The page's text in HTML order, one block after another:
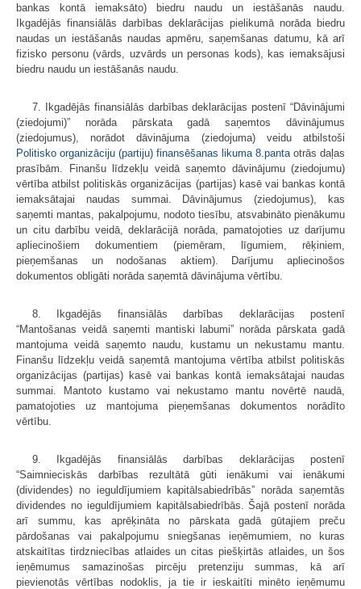
bankas kontā iemaksāto) biedru naudu un iestāšanās naudu.
Ikgadējās finansiālās darbības deklarācijas pielikumā norāda biedru
naudas un iestāšanās naudas apmēru, saņemšanas datumu, kā arī
fizisko personu (vārds, uzvārds un personas kods), kas iemaksājusi
biedru naudu un iestāšanās naudu.
7. Ikgadējās finansiālās darbības deklarācijas postenī “Dāvinājumi
(ziedojumi)” norāda pārskata gadā saņemtos dāvinājumus
(ziedojumus), norādot dāvinājuma (ziedojuma) veidu atbilstoši
Politisko organizāciju (partiju) finansēšanas likuma 8.panta otrās daļas
prasībām. Finanšu līdzekļu veidā saņemto dāvinājumu (ziedojumu)
vērtība atbilst politiskās organizācijas (partijas) kasē vai bankas kontā
iemaksātajai naudas summai. Dāvinājumus (ziedojumus), kas
saņemti mantas, pakalpojumu, nodoto tiesību, atsvabināto pienākumu
un citu darbību veidā, deklarācijā norāda, pamatojoties uz darījumu
apliecinošiem dokumentiem (piemēram, līgumiem, rēķiniem,
pieņemšanas un nodošanas aktiem). Darījumu apliecinošos
dokumentos obligāti norāda saņemtā dāvinājuma vērtību.
8. Ikgadējās finansiālās darbības deklarācijas postenī
“Mantošanas veidā saņemti mantiski labumi” norāda pārskata gadā
mantojuma veidā saņemto naudu, kustamu un nekustamu mantu.
Finanšu līdzekļu veidā saņemtā mantojuma vērtība atbilst politiskās
organizācijas (partijas) kasē vai bankas kontā iemaksātajai naudas
summai. Mantoto kustamo vai nekustamo mantu novērtē naudā,
pamatojoties uz mantojuma pieņemšanas dokumentos norādīto
vērtību.
9. Ikgadējās finansiālās darbības deklarācijas postenī
“Saimnieciskās darbības rezultātā gūti ienākumi vai ienākumi
(dividendes) no ieguldījumiem kapitālsabiedrībās” norāda saņemtās
dividendes no ieguldījumiem kapitālsabiedrībās. Šajā postenī norāda
arī summu, kas aprēķināta no pārskata gadā gūtajiem preču
pārdošanas vai pakalpojumu sniegšanas ieņēmumiem, no kuras
atskaitītas tirdzniecības atlaides un citas piešķirtās atlaides, un šos
ieņēmumus samazinošas pircēju pretenziju summas, kā arī
pievienotās vērtības nodoklis, ja tie ir ieskaitīti minēto ieņēmumu